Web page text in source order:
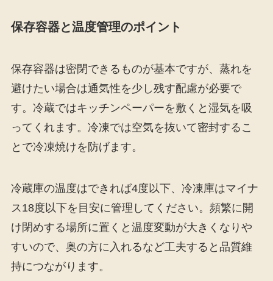
保存容器と温度管理のポイント
保存容器は密閉できるものが基本ですが、蒸れを
避けたい場合は通気性を少し残す配慮が必要で
す。冷蔵ではキッチンペーパーを敷くと湿気を吸
ってくれます。冷凍では空気を抜いて密封するこ
とで冷凍焼けを防げます。
冷蔵庫の温度はできれば4度以下、冷凍庫はマイナ
ス18度以下を目安に管理してください。頻繁に開
け閉めする場所に置くと温度変動が大きくなりや
すいので、奥の方に入れるなど工夫すると品質維
持につながります。